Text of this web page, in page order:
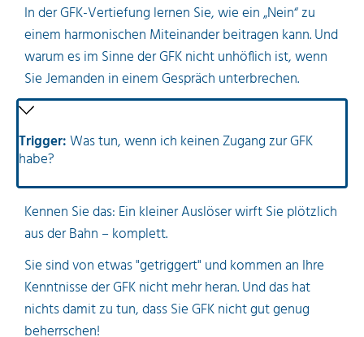
In der GFK-Vertiefung lernen Sie, wie ein „Nein“ zu
einem harmonischen Miteinander beitragen kann. Und
warum es im Sinne der GFK nicht unhöflich ist, wenn
Sie Jemanden in einem Gespräch unterbrechen.
Trigger:Was tun, wenn ich keinen Zugang zur GFK
habe?
Kennen Sie das: Ein kleiner Auslöser wirft Sie plötzlich
aus der Bahn – komplett.
Sie sind von etwas "getriggert" und kommen an Ihre
Kenntnisse der GFK nicht mehr heran. Und das hat
nichts damit zu tun, dass Sie GFK nicht gut genug
beherrschen!